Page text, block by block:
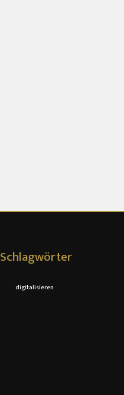
Schlagwörter
digitalisieren